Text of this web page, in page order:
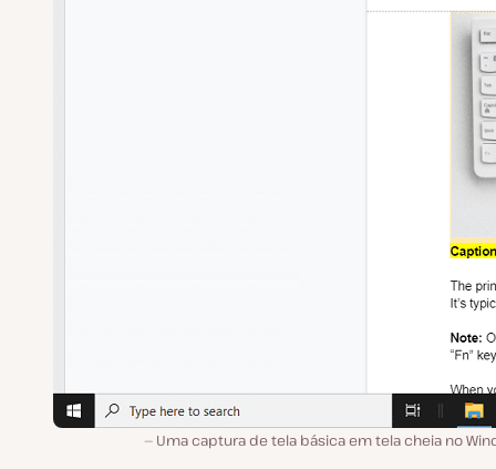
Uma captura de tela básica em tela cheia no